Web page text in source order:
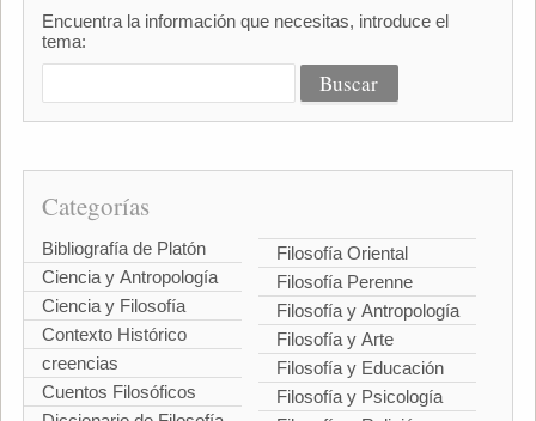
Encuentra la información que necesitas, introduce el
tema:
Categorías
Bibliografía de Platón
Ciencia y Antropología
Ciencia y Filosofía
Contexto Histórico
creencias
Cuentos Filosóficos
Filosofía Oriental
Filosofía Perenne
Filosofía y Antropología
Filosofía y Arte
Filosofía y Educación
Filosofía y Psicología